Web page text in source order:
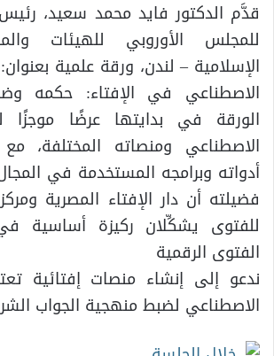
قدَّم الدكتور فايد محمد سعيد، رئيس
للمجلس الأوروبي للهيئات
الإسلامية – لندن، ورقة علمية
الاصطناعي في الإفتاء: حكمه
الورقة في بدايتها عرضًا موجزًا
الاصطناعي ومنصاته المختلفة،
أدواته وبرامجه المستخدمة في
فضيلته أن دار الإفتاء المصرية
للفتوى يشكِّلان ركيزة أساسية
الفتوى الرقمية
ندعو إلى إنشاء منصات إفتائية
الاصطناعي لضبط منهجية الجواب